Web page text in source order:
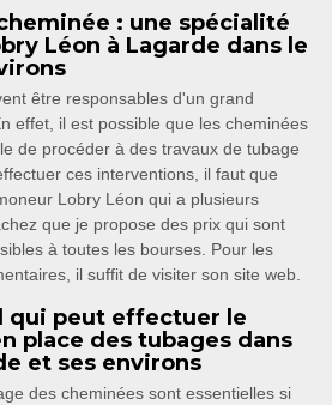
: une spécialité
Léon à Lagarde dans le
être responsables d'un grand
effet, il est possible que les cheminées
de procéder à des travaux de tubage
ces interventions, il faut que
Lobry Léon qui a plusieurs
que je propose des prix qui sont
à toutes les bourses. Pour les
il suffit de visiter son site web.
qui peut effectuer le
place des tubages dans
et ses environs
des cheminées sont essentielles si